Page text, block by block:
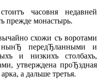
часовня недавней
прежде монастырь.
схожи съ воротами
нынЂ передЂланными и
и низкихъ столбахъ,
утверждена проЂздная
а дальше третья.